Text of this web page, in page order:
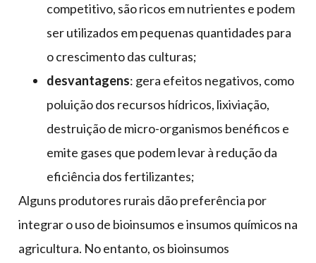
competitivo, são ricos em nutrientes e podem
ser utilizados em pequenas quantidades para
o crescimento das culturas;
desvantagens: gera efeitos negativos, como
poluição dos recursos hídricos, lixiviação,
destruição de micro-organismos benéficos e
emite gases que podem levar à redução da
eficiência dos fertilizantes;
Alguns produtores rurais dão preferência por
integrar o uso de bioinsumos e insumos químicos na
agricultura. No entanto, os bioinsumos